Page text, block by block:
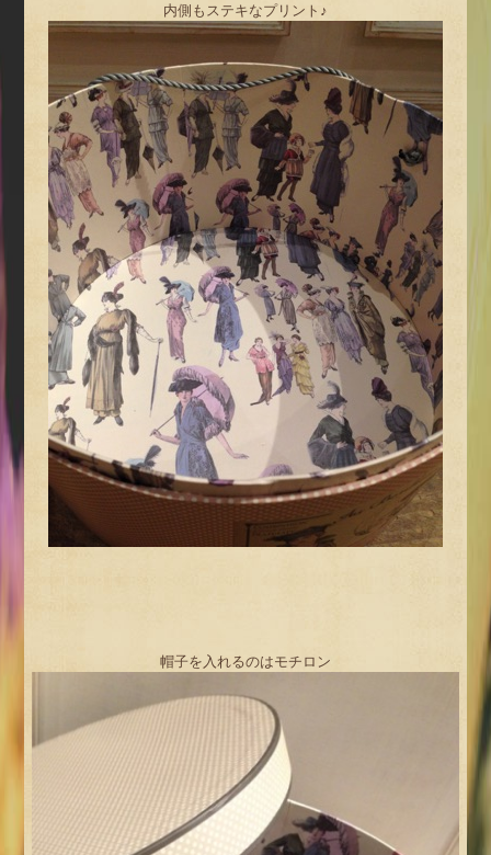
内側もステキなプリント♪
帽子を入れるのはモチロン